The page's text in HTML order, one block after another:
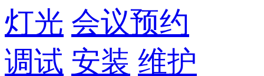
灯光 会议预约
调试 安装 维护